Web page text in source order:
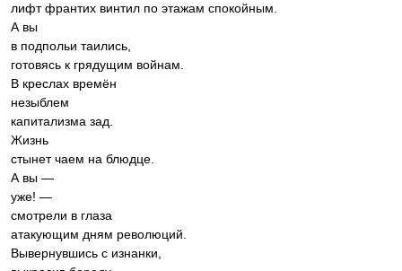
лифт франтих винтил по этажам спокойным.
А вы
в подпольи таились,
готовясь к грядущим войнам.
В креслах времён
незыблем
капитализма зад.
Жизнь
стынет чаем на блюдце.
А вы —
уже! —
смотрели в глаза
атакующим дням революций.
Вывернувшись с изнанки,